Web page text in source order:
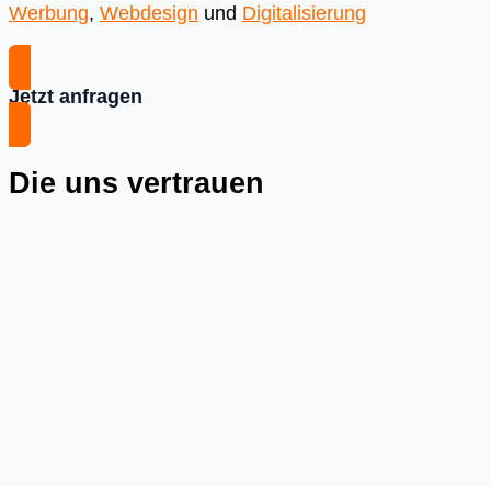
Werbung, Webdesign und Digitalisierung
Jetzt anfragen
Die uns vertrauen